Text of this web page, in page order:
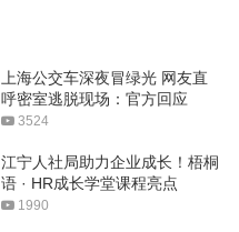
上海公交车深夜冒绿光 网友直
呼密室逃脱现场：官方回应
3524
江宁人社局助力企业成长！梧桐
语 · HR成长学堂课程亮点
1990